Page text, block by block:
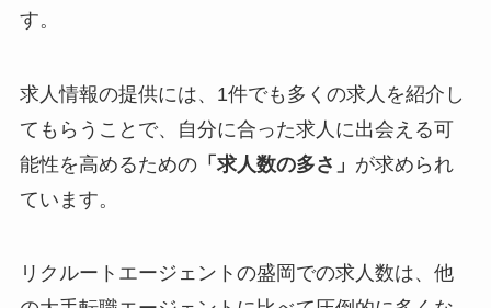
す。
求人情報の提供には、1件でも多くの求人を紹介し
てもらうことで、自分に合った求人に出会える可
能性を高めるための「求人数の多さ」 が求められ
ています。
リクルートエージェントの盛岡での求人数は、他